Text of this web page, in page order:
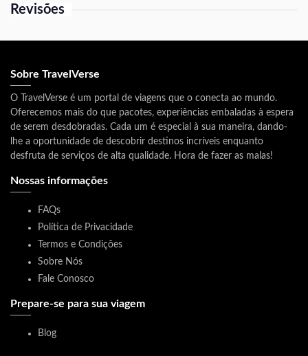
Revisões
Sobre TravelVerse
O TravelVerse é um portal de viagens que o conecta ao mundo.
Oferecemos mais do que pacotes, experiências embaladas à espera
de serem desdobradas. Cada um é especial à sua maneira, dando-
lhe a oportunidade de descobrir destinos incríveis enquanto
desfruta de serviços de alta qualidade. Hora de fazer as malas!
Nossas informações
FAQs
Política de Privacidade
Termos e Condições
Sobre Nós
Fale Conosco
Prepare-se para sua viagem
Blog